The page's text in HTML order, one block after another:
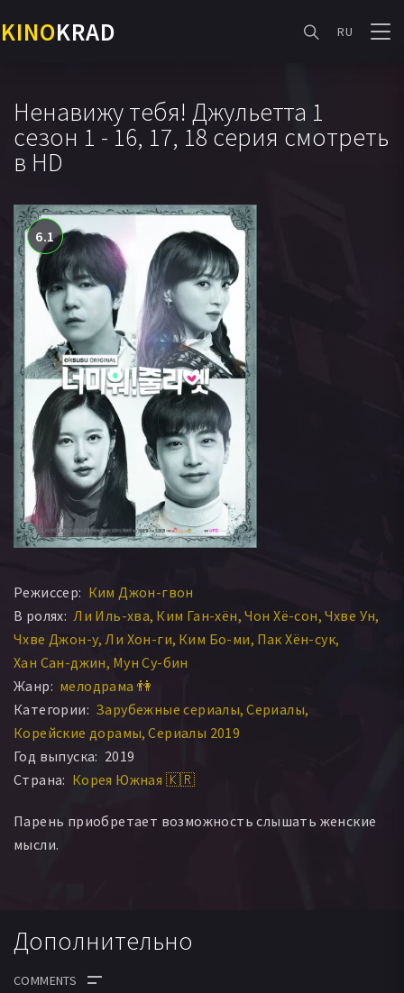
KINOKRAD RU
Ненавижу тебя! Джульетта 1
сезон 1 - 16, 17, 18 серия смотреть
в HD
6.1
Режиссер: Ким Джон-гвон
В ролях: Ли Иль-хва Ким Ган-хён Чон Хё-сон Чхве Ун
Чхве Джон-у Ли Хон-ги Ким Бо-ми Пак Хён-сук
Хан Сан-джин Мун Су-бин
Жанр: мелодрама 👫
Категории: Зарубежные сериалы Сериалы
Корейские дорамы Сериалы 2019
Год выпуска: 2019
Страна: Корея Южная 🇰🇷
Парень приобретает возможность слышать женские
мысли.
Дополнительно